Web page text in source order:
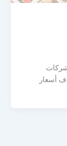
شركات
أسعار